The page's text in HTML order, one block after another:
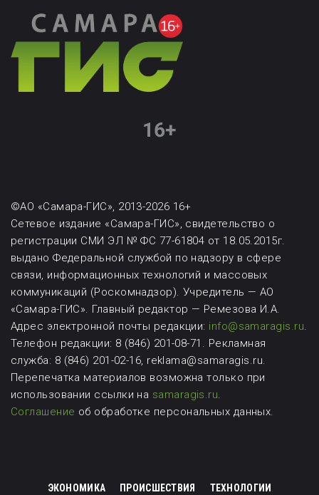
©АО «Самара-ГИС», 2013-2026 16+
Сетевое издание «Самара-ГИС», свидетельство о
регистрации СМИ ЭЛ № ФС 77-61804 от 18.05.2015г.
выдано Федеральной службой по надзору в сфере
связи, информационных технологий и массовых
коммуникаций (Роскомнадзор). Учредитель — АО
«Самара-ГИС». Главный редактор — Ремезова И.А.
Адрес электронной почты редакции: info@samaragis.ru.
Телефон редакции: 8 (846) 201-08-71. Рекламная
служба: 8 (846) 201-02-16, reklama@samaragis.ru.
Перепечатка материалов возможнатолько при
использовании ссылки на samaragis.ru.
Соглашение об обработке персональных данных.
ЭКОНОМИКА ПРОИСШЕСТВИЯ ТЕХНОЛОГИИ